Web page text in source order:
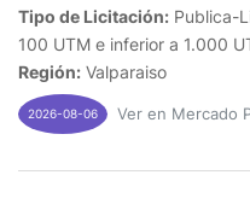
Tipo de Licitación: Publica-
100 UTM e inferior a 1.000
Región: Valparaiso
2026-08-06 Ver en Mercado